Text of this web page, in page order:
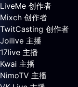
LiveMe 创作者
Mixch 创作者
TwitCasting 创作者
Joilive 主播
17live 主播
Kwai 主播
NimoTV 主播